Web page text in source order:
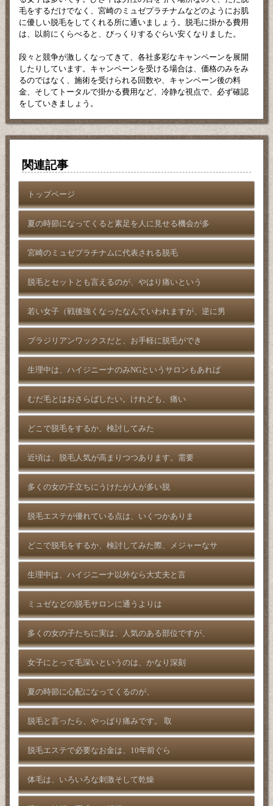
毛をするだけでなく、宮崎のミュゼプラチナムなどのようにお肌
に優しい脱毛をしてくれる所に通いましょう。脱毛に掛かる費用
は、以前にくらべると、びっくりするぐらい安くなりました。
段々と競争が激しくなってきて、各社多彩なキャンペーンを展開
したりしています。キャンペーンを受ける場合は、価格のみをみ
るのではなく、施術を受けられる回数や、キャンペーン後の料
金、そしてトータルで掛かる費用など、冷静な視点で、必ず確認
をしていきましょう。
関連記事
トップページ
夏の時節になってくると素足を人に見せる機会が多
宮崎のミュゼプラチナムに代表される脱毛
脱毛とセットとも言えるのが、やはり痛いという
若い女子（戦後強くなったなんていわれますが、逆に男
ブラジリアンワックスだと、お手軽に脱毛ができ
生理中は、ハイジニーナのみNGというサロンもあれば
むだ毛とはおさらばしたい。けれども、痛い
どこで脱毛をするか、検討してみた
近頃は、脱毛人気が高まりつつあります。需要
多くの女の子立ちにうけたが人が多い脱
脱毛エステが優れている点は、いくつかありま
どこで脱毛をするか、検討してみた際、メジャーなサ
生理中は、ハイジニーナ以外なら大丈夫と言
ミュゼなどの脱毛サロンに通うよりは
多くの女の子たちに実は、人気のある部位ですが、
女子にとって毛深いというのは、かなり深刻
夏の時節に心配になってくるのが、
脱毛と言ったら、やっぱり痛みです。 取
脱毛エステで必要なお金は、10年前ぐら
体毛は、いろいろな刺激そして乾燥